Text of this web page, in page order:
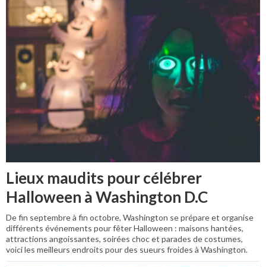
Lieux maudits pour célébrer
Halloween à Washington D.C
De fin septembre à fin octobre, Washington se prépare et organise
différents événements pour fêter Halloween : maisons hantées,
attractions angoissantes, soirées choc et parades de costumes,
voici les meilleurs endroits pour des sueurs froides à Washington.